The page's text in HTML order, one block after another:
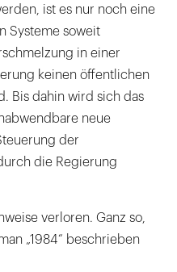
ist es nur noch eine
Systeme soweit
in einer
keinen öffentlichen
Bis dahin wird sich das
neue
der
die Regierung
verloren. Ganz so,
„1984“ beschrieben